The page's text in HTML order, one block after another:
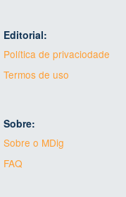
Editorial:
Política de privaciodade
Termos de uso
Sobre:
Sobre o MDig
FAQ